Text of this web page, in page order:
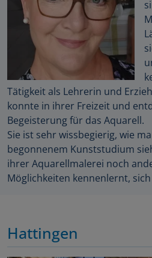
Tätigkeit als Lehrerin und
konnte in ihrer Freizeit und
Begeisterung für das Aquarell.
Sie ist sehr wissbegierig, wie
begonnenem Kunststudium
ihrer Aquarellmalerei noch
Möglichkeiten kennenlernt,
Hattingen